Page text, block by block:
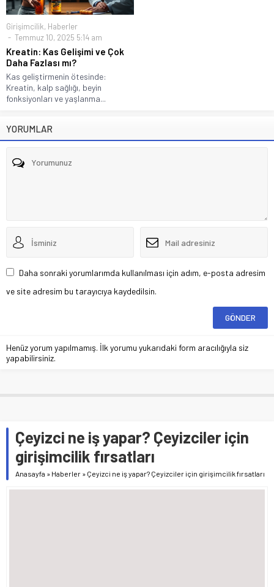
Girişimcilik, Haberler
Temmuz 10, 2025 5:14 am
Kreatin: Kas Gelişimi ve Çok
Daha Fazlası mı?
Kas geliştirmenin ötesinde:
Kreatin, kalp sağlığı, beyin
fonksiyonları ve yaşlanma...
YORUMLAR
Daha sonraki yorumlarımda kullanılması için adım, e-posta adresim
ve site adresim bu tarayıcıya kaydedilsin.
Henüz yorum yapılmamış. İlk yorumu yukarıdaki form aracılığıyla siz
yapabilirsiniz.
Çeyizci ne iş yapar? Çeyizciler için
girişimcilik fırsatları
Anasayfa » Haberler » Çeyizci ne iş yapar? Çeyizciler için girişimcilik fırsatları